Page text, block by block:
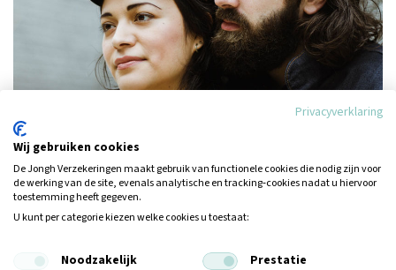
Privacyverklaring
Wij gebruiken cookies
De Jongh Verzekeringen maakt gebruik van functionele cookies die nodig zijn voor
de werking van de site, evenals analytische en tracking‑cookies nadat u hiervoor
toestemming heeft gegeven.
U kunt per categorie kiezen welke cookies u toestaat:
Noodzakelijk
Prestatie